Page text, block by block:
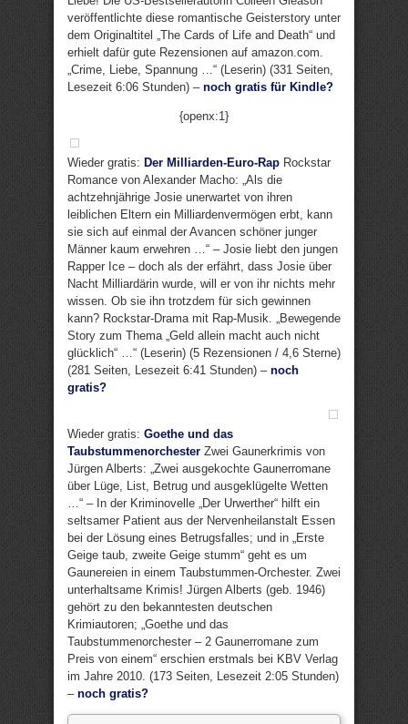
veröffentlichte diese romantische Geisterstory unter
dem Originaltitel „The Cards of Life and Death“ und
erhielt dafür gute Rezensionen auf amazon.com.
„Crime, Liebe, Spannung …“ (Leserin) (331 Seiten,
Lesezeit 6:06 Stunden) – noch gratis für Kindle?
{openx:1}
Wieder gratis: Der Milliarden-Euro-Rap Rockstar
Romance von Alexander Macho: „Als die
achtzehnjährige Josie unerwartet von ihren
leiblichen Eltern ein Milliardenvermögen erbt, kann
sie sich auf einmal der Avancen schöner junger
Männer kaum erwehren …“ – Josie liebt den jungen
Rapper Ice – doch als der erfährt, dass Josie über
Nacht Milliardärin wurde, will er von ihr nichts mehr
wissen. Ob sie ihn trotzdem für sich gewinnen
kann? Rockstar-Drama mit Rap-Musik. „Bewegende
Story zum Thema „Geld allein macht auch nicht
glücklich“ …“ (Leserin) (5 Rezensionen / 4,6 Sterne)
(281 Seiten, Lesezeit 6:41 Stunden) – noch
gratis?
Wieder gratis: Goethe und das
Taubstummenorchester Zwei Gaunerkrimis von
Jürgen Alberts: „Zwei ausgekochte Gaunerromane
über Lüge, List, Betrug und ausgeklügelte Wetten
…“ – In der Kriminovelle „Der Urwerther“ hilft ein
seltsamer Patient aus der Nervenheilanstalt Essen
bei der Lösung eines Betrugsfalles; und in „Erste
Geige taub, zweite Geige stumm“ geht es um
Gaunereien in einem Taubstummen-Orchester. Zwei
unterhaltsame Krimis! Jürgen Alberts (geb. 1946)
gehört zu den bekanntesten deutschen
Krimiautoren; „Goethe und das
Taubstummenorchester – 2 Gaunerromane zum
Preis von einem“ erschien erstmals bei KBV Verlag
im Jahre 2010. (173 Seiten, Lesezeit 2:05 Stunden)
– noch gratis?